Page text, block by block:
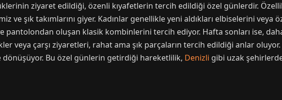
ziyaret edildiği, özenli kıyafetlerin tercih edildiği özel günlerdir.
ve şık takımlarını giyer. Kadınlar genellikle yeni aldıkları elbiselerini veya
pantolondan oluşan klasik kombinlerini tercih ediyor. Hafta sonları ise,
veya çarşı ziyaretleri, rahat ama şık parçaların tercih edildiği anlar
Bu özel günlerin getirdiği hareketlilik, Denizli gibi uzak